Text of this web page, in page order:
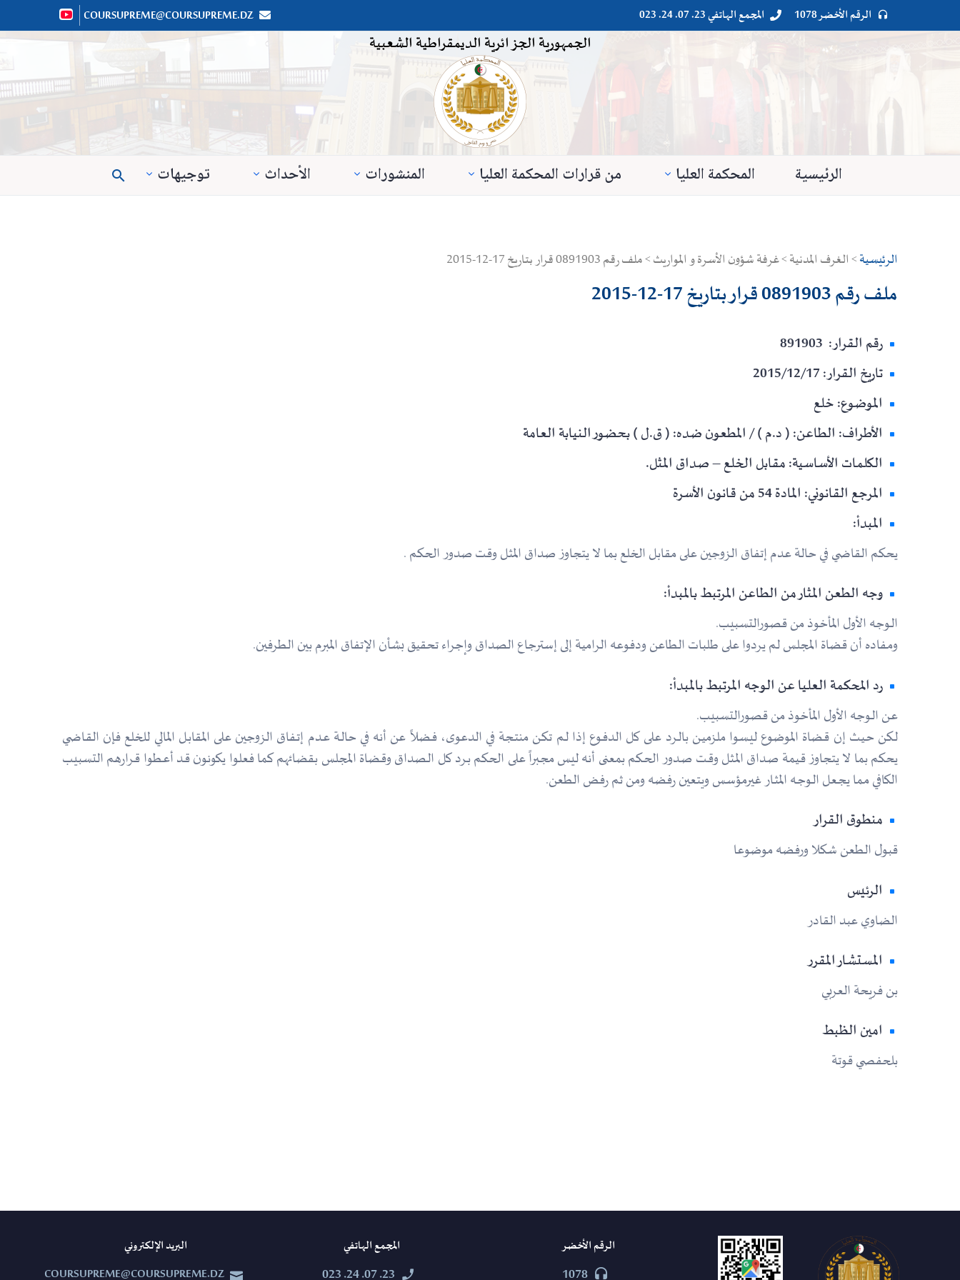

 الرقم الأخضر 1078 
 المجمع الهاتفي 23. 07. 24. 023 

COURSUPREME@COURSUPREME.DZ
الجمهورية الجزائرية الديمقراطية الشعبية
الرئيسية المحكمة العليا من قرارات المحكمة العليا المنشورات الأحداث توجيهات 
الرئيسية> الغرف المدنية > غرفة شؤون الأسرة و المواريث > ملف رقم 0891903 قرار بتاريخ 17-12-2015
ملف رقم 0891903 قرار بتاريخ 17-12-2015
رقم القرار: 891903
تاريخ القرار: 2015/12/17
الموضوع: خلع
الأطراف: الطاعن: ( د.م ) / المطعون ضده: ( ق.ل ) بحضور النيابة العامة
الكلمات الأساسية: مقابل الخلع – صداق المثل.
المرجع القانوني: المادة 54 من قانون الأسرة
المبدأ:
يحكم القاضي في حالة عدم إتفاق الزوجين على مقابل الخلع بما لا يتجاوز صداق المثل وقت صدور الحكم .
وجه الطعن المثار من الطاعن المرتبط بالمبدأ:
الـوجه الأول المأخوذ من قصورالتسبيب.
ومـفاده أن قضاة المجلس لم يردوا على طلبات الطاعن ودفوعه الرامية إلى إسترجاع الصداق وإجراء تحقيق بشأن الإتفاق المبرم بين الطرفين.
رد المحكمة العليا عن الوجه المرتبط بالمبدأ:
عـن الـوجه الأول المأخوذ من قصورالتسبيب.
لـكن حـيث إن قـضاة الموضوع ليـسوا ملزميـن بالـرد على كل الدفـوع إذا لـم تكـن منتـجة في الدعوى، فـضلاً عن أنه في حالـة عـدم إتـفاق الزوجين على المقابـل المالي للخلع فإن القـاضي
يحكم بما لا يتجاوز قـيمة صـداق المـثل وقـت صـدور الحـكم بمعنى أنه ليس مجـبراً على الحكم بـرد كل الـصداق وقـضاة المجلس بقضائهم كما فعلوا يكونون قـد أعـطوا قـرارهم التسبيب
الكافي مـما يجـعل الـوجـه المثـار غيرمؤسس ويتعين رفضه ومن ثم رفض الطعن.
منطوق القرار
قبول الطعن شكلا ورفضه موضوعا
الرئيس
الضاوي عبد القادر
المستشار المقرر
بن فريحة العربي
امين الظبط
بلحفصي قوتة
البريد الإلكتروني


COURSUPREME@COURSUPREME.DZ
المجمع الهاتفي


23. 07. 24. 023
الرقم الأخضر


1078